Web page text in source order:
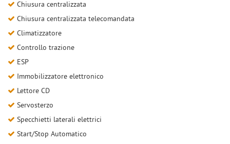
Chiusura centralizzata
Chiusura centralizzata telecomandata
Climatizzatore
Controllo trazione
ESP
Immobilizzatore elettronico
Lettore CD
Servosterzo
Specchietti laterali elettrici
Start/Stop Automatico